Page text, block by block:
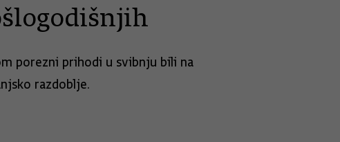
porezni prihodi u svibnju bili na
razdoblje.